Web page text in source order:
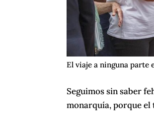
El viaje a ninguna parte
Seguimos sin saber
monarquía, porque el